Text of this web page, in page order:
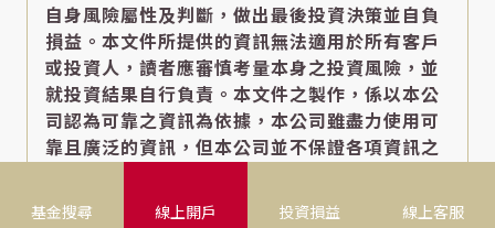
基金搜尋 線上開戶 投資損益 線上客服
自身風險屬性及判斷，做出最後投資決策並自負
損益。本文件所提供的資訊無法適用於所有客戶
或投資人，讀者應審慎考量本身之投資風險，並
就投資結果自行負責。本文件之製作，係以本公
司認為可靠之資訊為依據，本公司雖盡力使用可
靠且廣泛的資訊，但本公司並不保證各項資訊之
文件出版當時的意見，相關資訊或意見若有變